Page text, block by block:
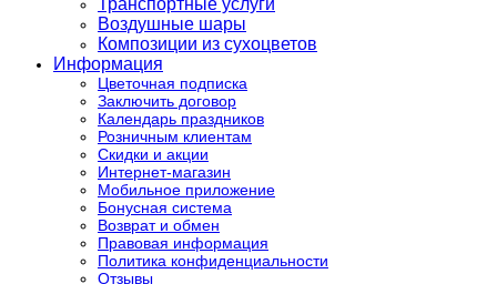
Транспортные услуги
Воздушные шары
Композиции из сухоцветов
Информация
Цветочная подписка
Заключить договор
Календарь праздников
Розничным клиентам
Скидки и акции
Интернет-магазин
Мобильное приложение
Бонусная система
Возврат и обмен
Правовая информация
Политика конфиденциальности
Отзывы